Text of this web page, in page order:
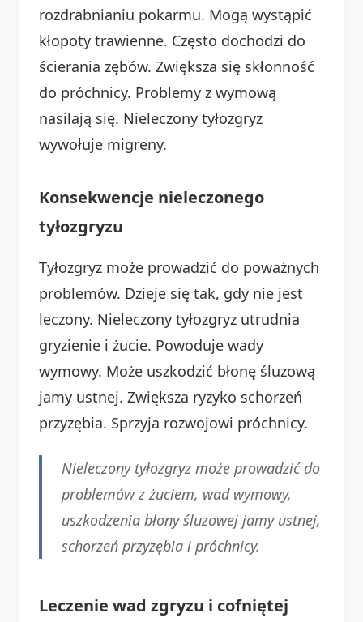
rozdrabnianiu pokarmu. Mogą wystąpić
kłopoty trawienne. Często dochodzi do
ścierania zębów. Zwiększa się skłonność
do próchnicy. Problemy z wymową
nasilają się. Nieleczony tyłozgryz
wywołuje migreny.
Konsekwencje nieleczonego
tyłozgryzu
Tyłozgryz może prowadzić do poważnych
problemów. Dzieje się tak, gdy nie jest
leczony. Nieleczony tyłozgryz utrudnia
gryzienie i żucie. Powoduje wady
wymowy. Może uszkodzić błonę śluzową
jamy ustnej. Zwiększa ryzyko schorzeń
przyzębia. Sprzyja rozwojowi próchnicy.
Nieleczony tyłozgryz może prowadzić do
problemów z żuciem, wad wymowy,
uszkodzenia błony śluzowej jamy ustnej,
schorzeń przyzębia i próchnicy.
Leczenie wad zgryzu i cofniętej